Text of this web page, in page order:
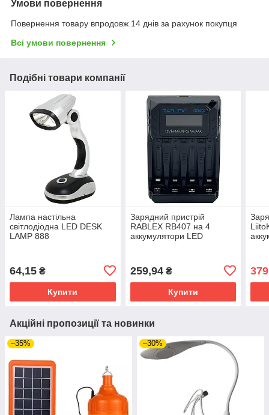
Умови повернення
Повернення товару впродовж 14 днів за рахунок покупця
Всі умови повернення
Подібні товари компанії
Лампа настільна
світлодіодна LED DESK
LAMP 888
64,15 ₴
Купити
Зарядний пристрій
RABLEX RB407 на 4
аккумулятори LED
259,94₴
Купити
Акційні пропозиції та новинки
–35% –30%